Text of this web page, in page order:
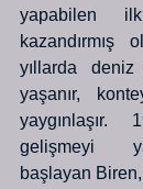
yapabilen
kazandırmış
yıllarda deniz
yaşanır,
yaygınlaşır.
gelişmeyi
başlayan